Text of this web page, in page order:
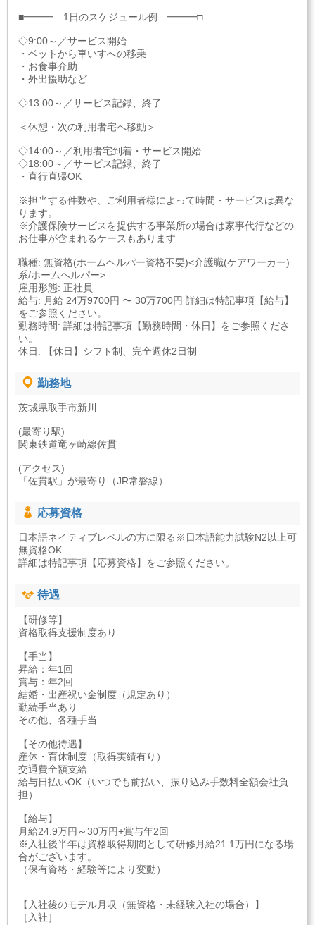
■━━━ 1日のスケジュール例 ━━━□
◇9:00～／サービス開始
・ベットから車いすへの移乗
・お食事介助
・外出援助など
◇13:00～／サービス記録、終了
＜休憩・次の利用者宅へ移動＞
◇14:00～／利用者宅到着・サービス開始
◇18:00～／サービス記録、終了
・直行直帰OK
※担当する件数や、ご利用者様によって時間・サービスは異な
ります。
※介護保険サービスを提供する事業所の場合は家事代行などの
お仕事が含まれるケースもあります
職種: 無資格(ホームヘルパー資格不要)<介護職(ケアワーカー)
系/ホームヘルパー>
雇用形態: 正社員
給与: 月給 24万9700円 〜 30万700円 詳細は特記事項【給与】
をご参照ください。
勤務時間: 詳細は特記事項【勤務時間・休日】をご参照くださ
い。
休日: 【休日】シフト制、完全週休2日制
勤務地
茨城県取手市新川
(最寄り駅)
関東鉄道竜ヶ崎線佐貫
(アクセス)
「佐貫駅」が最寄り（JR常磐線）
応募資格
日本語ネイティブレベルの方に限る※日本語能力試験N2以上可
無資格OK
詳細は特記事項【応募資格】をご参照ください。
待遇
【研修等】
資格取得支援制度あり
【手当】
昇給：年1回
賞与：年2回
結婚・出産祝い金制度（規定あり）
勤続手当あり
その他、各種手当
【その他待遇】
産休・育休制度（取得実績有り）
交通費全額支給
給与日払いOK（いつでも前払い、振り込み手数料全額会社負
担）
【給与】
月給24.9万円～30万円+賞与年2回
※入社後半年は資格取得期間として研修月給21.1万円になる場
合がございます。
（保有資格・経験等により変動）
【入社後のモデル月収（無資格・未経験入社の場合）】
［入社］